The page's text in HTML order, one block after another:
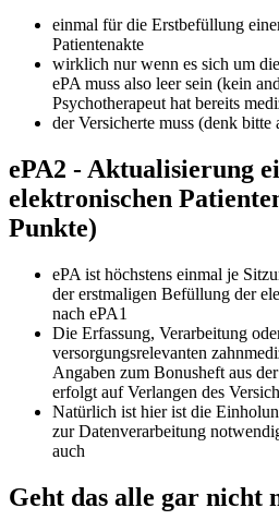
einmal für die Erstbefüllung
Patientenakte
wirklich nur wenn es sich um
ePA muss also leer sein (kein
Psychotherapeut hat bereits
der Versicherte muss (denk
ePA2 - Aktualisierung
elektronischen
Punkte)
ePA ist höchstens einmal je
der erstmaligen Befüllung der
nach ePA1
Die Erfassung, Verarbeitung
versorgungsrelevanten
Angaben zum Bonusheft aus
erfolgt auf Verlangen des
Natürlich ist hier ist die
zur Datenverarbeitung
auch
Geht das alle gar nicht